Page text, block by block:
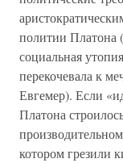
политии Платона
социальная
перекочевала к
Евгемер). Если
Платона
котором грезили